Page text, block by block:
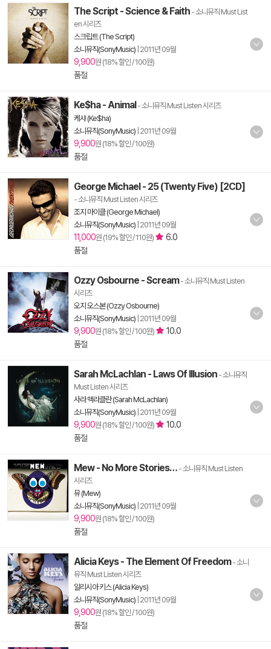
The Script - Science & Faith - 소니뮤직 Must List
en 시리즈
스크립트 (The Script)
소니뮤직(SonyMusic) 2011년 09월
9,900원 (18% 할인 / 100원)
품절
Ke$ha - Animal - 소니뮤직 Must Listen 시리즈
케샤 (Ke$ha)
소니뮤직(SonyMusic) 2011년 09월
9,900원 (18% 할인 / 100원)
품절
George Michael - 25 (Twenty Five) [2CD]
- 소니뮤직 Must Listen 시리즈
조지 마이클 (George Michael)
소니뮤직(SonyMusic) 2011년 09월
11,000원 (19% 할인 / 110원)
6.0
품절
Ozzy Osbourne - Scream- 소니뮤직 Must Listen
시리즈
오지 오스본 (Ozzy Osbourne)
소니뮤직(SonyMusic) 2011년 09월
9,900원 (18% 할인 / 100원)
10.0
품절
Sarah McLachlan - Laws Of Illusion - 소니뮤직
Must Listen 시리즈
사라 맥라클란 (Sarah McLachlan)
소니뮤직(SonyMusic) 2011년 09월
9,900원 (18% 할인 / 100원)
10.0
품절
Mew - No More Stories… - 소니뮤직 Must Listen
시리즈
뮤 (Mew)
소니뮤직(SonyMusic) 2011년 09월
9,900원 (18% 할인 / 100원)
품절
Alicia Keys - The Element Of Freedom- 소니
뮤직 Must Listen 시리즈
알리시아 키스 (Alicia Keys)
소니뮤직(SonyMusic) 2011년 09월
9,900원 (18% 할인 / 100원)
품절